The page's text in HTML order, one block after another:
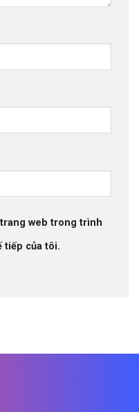
web trong trình
tiếp của tôi.